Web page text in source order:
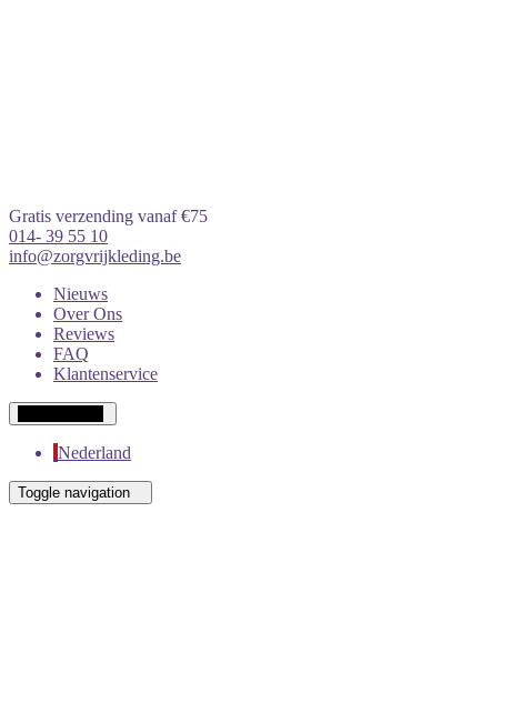
Gratis verzending vanaf €75
014- 39 55 10
info@zorgvrijkleding.be
Nieuws
Over Ons
Reviews
FAQ
Klantenservice
Nederland
Toggle navigation